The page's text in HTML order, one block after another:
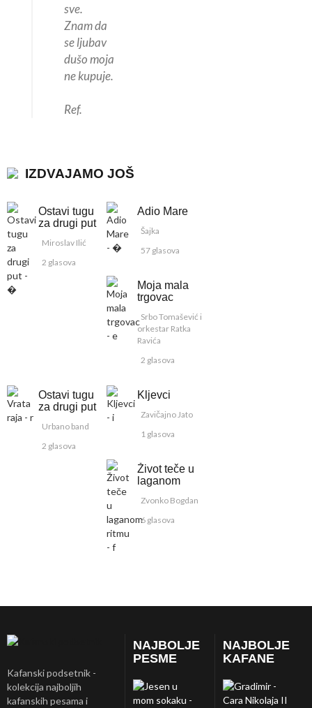
sve.
Znam da
se ljubav
dušo moja
ne kupuje.
Ref.
IZDVAJAMO JOŠ
Ostavi tugu
za drugi put
Miroslav Ilić
2 glasova
Adio Mare
Šajka
57 glasova
Moja mala
trgovac
Srbo Tomašević i
orkestar Ratka
Ravića
2 glasova
Ostavi tugu
za drugi put
Urbano band
2 glasova
Kljevci
Zavičajno Jato
1 glasova
Život teče u
laganom
Zvonko Bogdan
6 glasova
Kafanski podsetnik -
kolekcija najboljih
kafanskih pesama i
NAJBOLJE
PESME
NAJBOLJE
KAFANE